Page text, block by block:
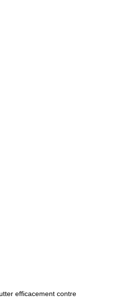
efficacement contre